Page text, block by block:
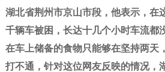
湖北省荆州市京山市段，他表示，在
千辆车被困，长达十几个小时车流都
在车上储备的食物只能够在坚持两天
打不通，针对这位网友反映的情况，